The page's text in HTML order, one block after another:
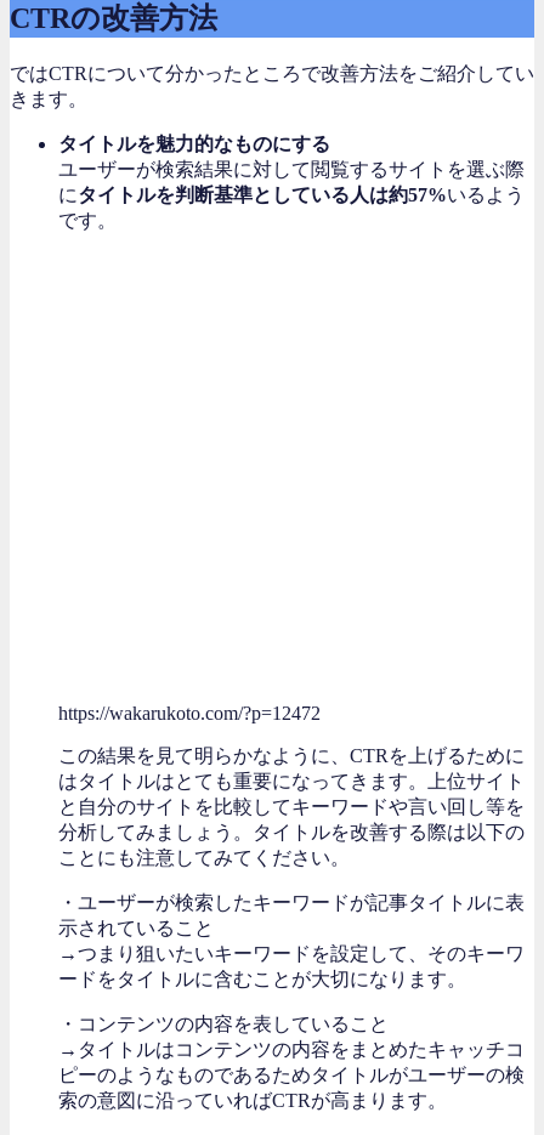
CTRの改善方法
ではCTRについて分かったところで改善方法をご紹介してい
きます。
タイトルを魅力的なものにする
ユーザーが検索結果に対して閲覧するサイトを選ぶ際
にタイトルを判断基準としている人は約57%いるよう
です。
https://wakarukoto.com/?p=12472
この結果を見て明らかなように、CTRを上げるために
はタイトルはとても重要になってきます。上位サイト
と自分のサイトを比較してキーワードや言い回し等を
分析してみましょう。タイトルを改善する際は以下の
ことにも注意してみてください。
・ユーザーが検索したキーワードが記事タイトルに表
示されていること
→つまり狙いたいキーワードを設定して、そのキーワ
ードをタイトルに含むことが大切になります。
・コンテンツの内容を表していること
→タイトルはコンテンツの内容をまとめたキャッチコ
ピーのようなものであるためタイトルがユーザーの検
索の意図に沿っていればCTRが高まります。